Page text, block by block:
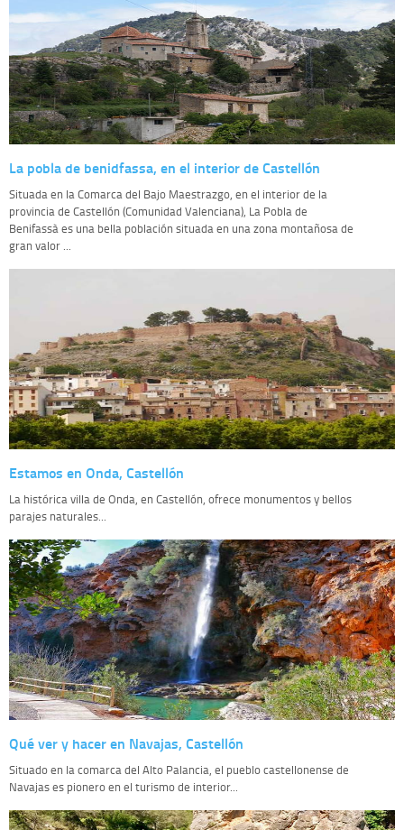
La pobla de benidfassa, en el interior de Castellón
Situada en la Comarca del Bajo Maestrazgo, en el interior de la
provincia de Castellón (Comunidad Valenciana), La Pobla de
Benifassà es una bella población situada en una zona montañosa de
gran valor ...
Estamos en Onda, Castellón
La histórica villa de Onda, en Castellón, ofrece monumentos y bellos
parajes naturales...
Qué ver y hacer en Navajas, Castellón
Situado en la comarca del Alto Palancia, el pueblo castellonense de
Navajas es pionero en el turismo de interior...